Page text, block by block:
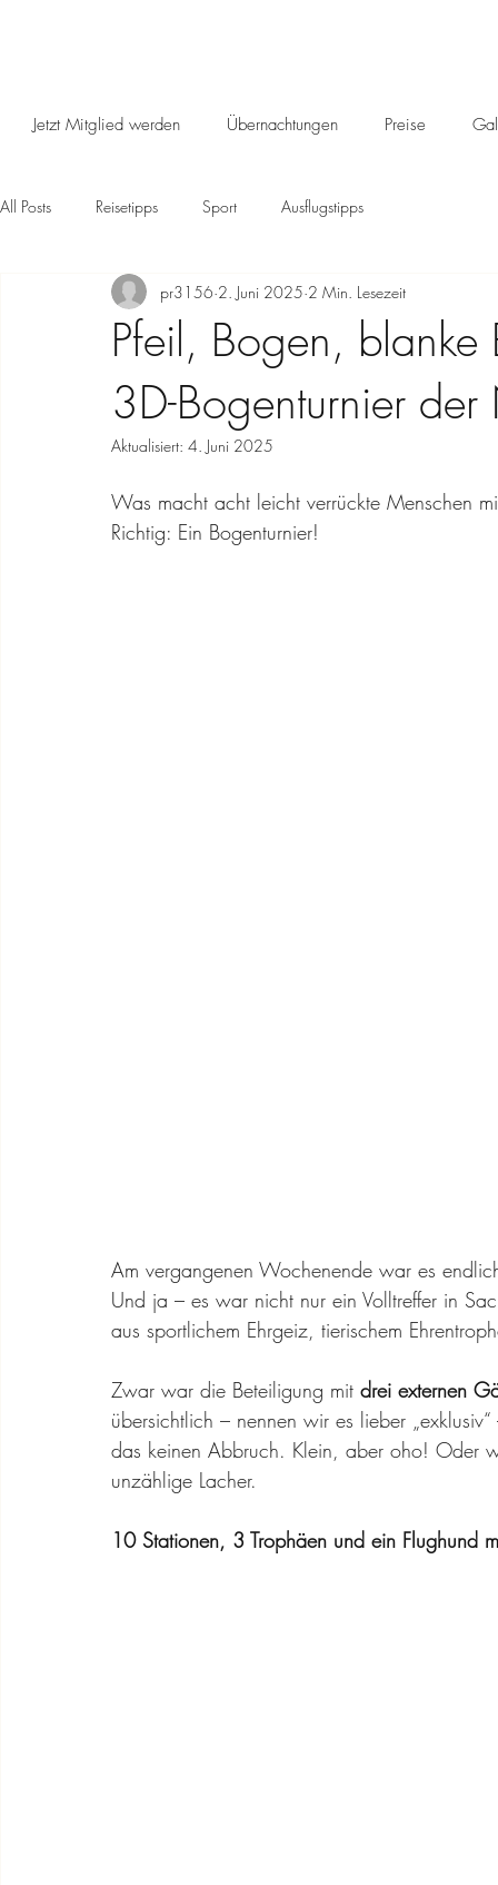
Jetzt Mitglied werden Übernachtungen Preise
All Posts Reisetipps Sport Ausflugstipps
Pfeil, Bogen,
3D-Bogenturnier
pr3156 2. Juni 2025 2 Min. Lesezeit
Aktualisiert: 4. Juni 2025
Was macht acht leicht verrückte Menschen
Richtig: Ein Bogenturnier!
Am vergangenen Wochenende war es
Und ja – es war nicht nur ein Volltreffer in
aus sportlichem Ehrgeiz, tierischem
Zwar war die Beteiligung mit drei externen
übersichtlich – nennen wir es lieber
das keinen Abbruch. Klein, aber oho! Oder
unzählige Lacher.
10 Stationen, 3 Trophäen und ein Flughund